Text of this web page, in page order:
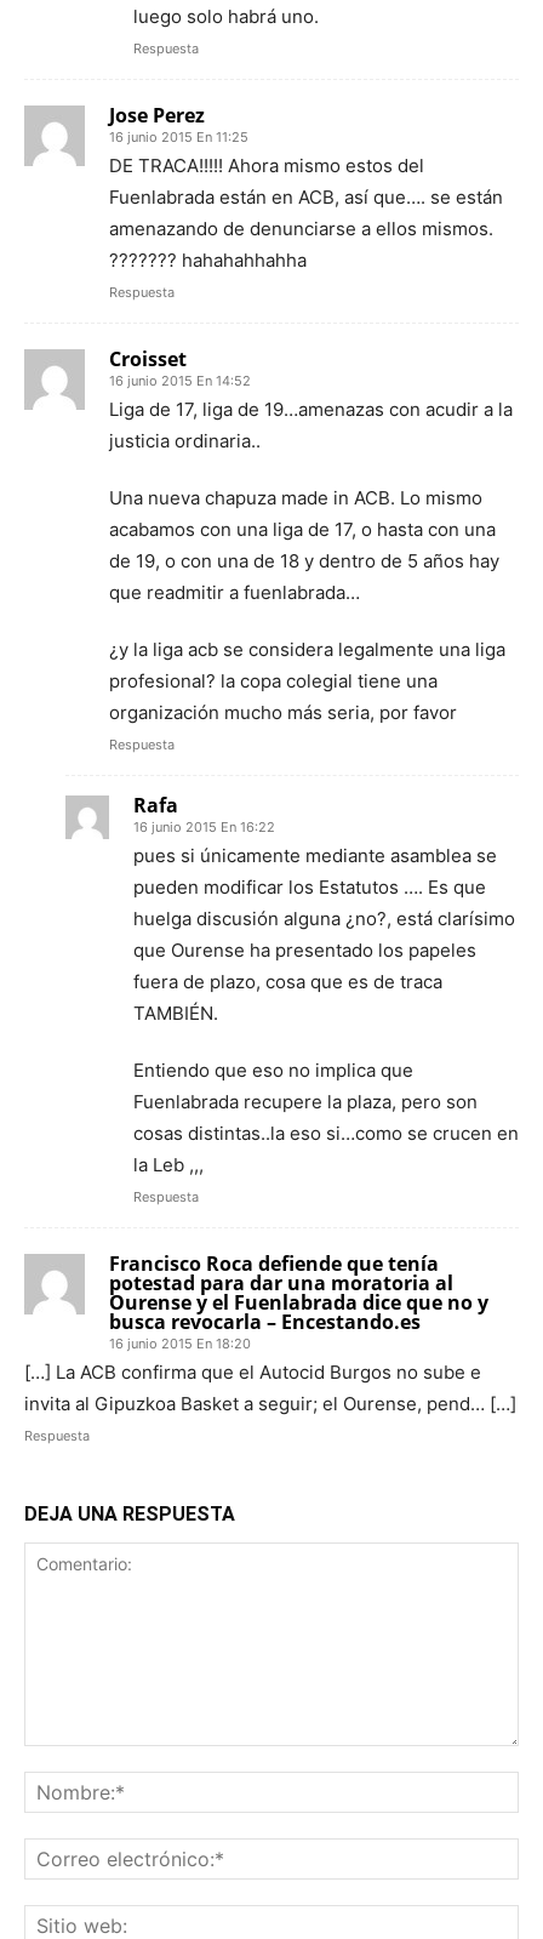
luego solo habrá uno.
Respuesta
Jose Perez
16 junio 2015 En 11:25
DE TRACA!!!!! Ahora mismo estos del
Fuenlabrada están en ACB, así que…. se están
amenazando de denunciarse a ellos mismos.
??????? hahahahhahha
Respuesta
Croisset
16 junio 2015 En 14:52
Liga de 17, liga de 19…amenazas con acudir a la
justicia ordinaria..
Una nueva chapuza made in ACB. Lo mismo
acabamos con una liga de 17, o hasta con una
de 19, o con una de 18 y dentro de 5 años hay
que readmitir a fuenlabrada…
¿y la liga acb se considera legalmente una liga
profesional? la copa colegial tiene una
organización mucho más seria, por favor
Respuesta
Rafa
16 junio 2015 En 16:22
pues si únicamente mediante asamblea se
pueden modificar los Estatutos …. Es que
huelga discusión alguna ¿no?, está clarísimo
que Ourense ha presentado los papeles
fuera de plazo, cosa que es de traca
TAMBIÉN.
Entiendo que eso no implica que
Fuenlabrada recupere la plaza, pero son
cosas distintas..la eso si…como se crucen en
la Leb ,,,
Respuesta
Francisco Roca defiende que tenía
potestad para dar una moratoria al
Ourense y el Fuenlabrada dice que no y
busca revocarla – Encestando.es
16 junio 2015 En 18:20
[…] La ACB confirma que el Autocid Burgos no sube e
invita al Gipuzkoa Basket a seguir; el Ourense, pend… […]
Respuesta
DEJA UNA RESPUESTA